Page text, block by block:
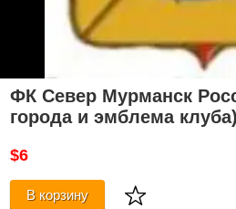
ФК Север Мурманск
города и эмблема клуба)
$6
В корзину